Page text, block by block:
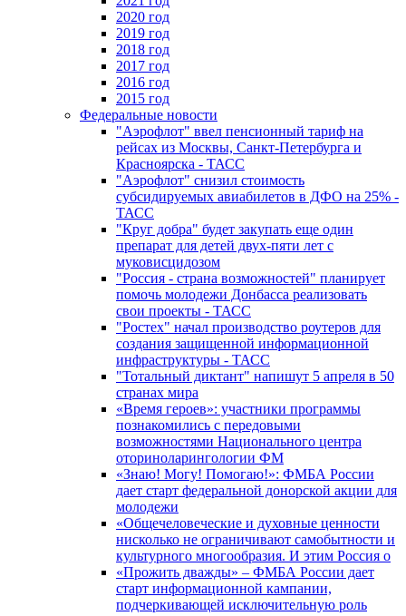
2020 год
2019 год
2018 год
2017 год
2016 год
2015 год
Федеральные новости
"Аэрофлот" ввел пенсионный тариф на
рейсах из Москвы, Санкт-Петербурга и
Красноярска - ТАСС
"Аэрофлот" снизил стоимость
субсидируемых авиабилетов в ДФО на 25% -
ТАСС
"Круг добра" будет закупать еще один
препарат для детей двух-пяти лет с
муковисцидозом
"Россия - страна возможностей" планирует
помочь молодежи Донбасса реализовать
свои проекты - ТАСС
"Ростех" начал производство роутеров для
создания защищенной информационной
инфраструктуры - ТАСС
"Тотальный диктант" напишут 5 апреля в 50
странах мира
«Время героев»: участники программы
познакомились с передовыми
возможностями Национального центра
оториноларингологии ФМ
«Знаю! Могу! Помогаю!»: ФМБА России
дает старт федеральной донорской акции для
молодежи
«Общечеловеческие и духовные ценности
нисколько не ограничивают самобытности и
культурного многообразия. И этим Россия о
«Прожить дважды» – ФМБА России дает
старт информационной кампании,
подчеркивающей исключительную роль